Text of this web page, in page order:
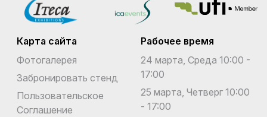
Карта сайта
Фотогалерея
Забронировать стенд
Пользовательское
Соглашение
Рабочее время
24 марта, Среда 10:00 -
17:00
25 марта, Четверг 10:00
- 17:00